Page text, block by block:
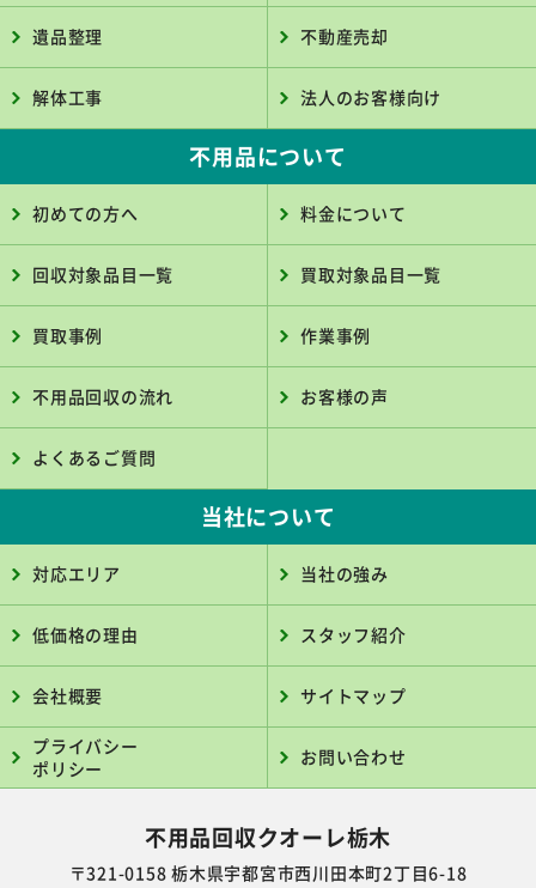
遺品整理 不動産売却
解体工事 法人のお客様向け
不用品について
初めての方へ 料金について
回収対象品目一覧 買取対象品目一覧
買取事例 作業事例
不用品回収の流れ お客様の声
よくあるご質問
当社について
対応エリア 当社の強み
低価格の理由 スタッフ紹介
会社概要 サイトマップ
プライバシー
ポリシー
お問い合わせ
不用品回収クオーレ栃木
〒321-0158 栃木県宇都宮市西川田本町2丁目6-18